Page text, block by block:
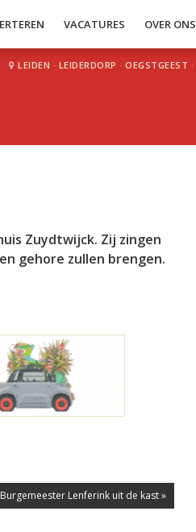
VACATURES OVER ONS
LEIDEN · LEIDERDORP · OEGSTGEEST ·
Zuydtwijck. Zij zingen
gehore zullen brengen.
Burgemeester Lenferink uit de kast »